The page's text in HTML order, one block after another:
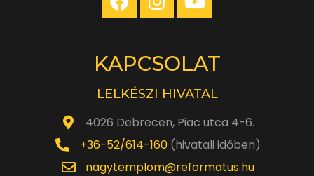
KAPCSOLAT
LELKÉSZI HIVATAL
4026 Debrecen, Piac utca 4-6.
+36-52/614-160(hivatali időben)
nagytemplom@reformatus.hu